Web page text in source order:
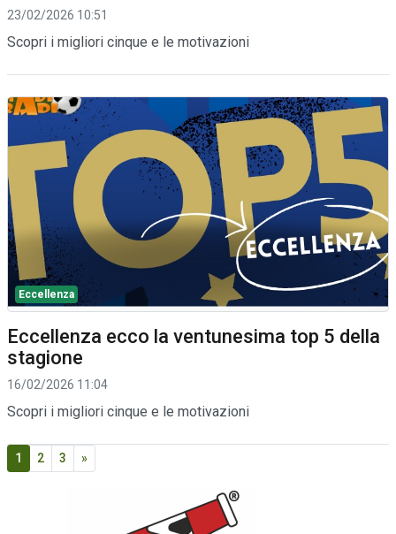
23/02/2026 10:51
Scopri i migliori cinque e le motivazioni
Eccellenza
Eccellenza ecco la ventunesima top 5 della
stagione
16/02/2026 11:04
Scopri i migliori cinque e le motivazioni
1 2 3 »